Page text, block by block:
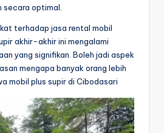
secara optimal.
terhadap jasa rental mobil
akhir-akhir ini mengalami
yang signifikan. Boleh jadi aspek
mengapa banyak orang lebih
mobil plus supir di Cibodasari